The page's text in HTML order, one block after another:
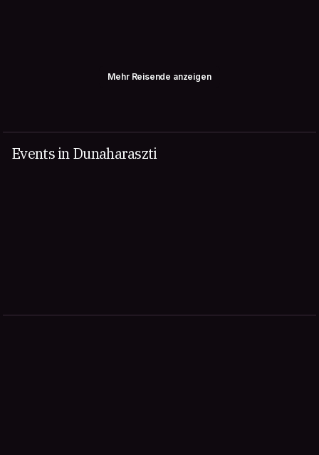
Mehr Reisende anzeigen
Events in Dunaharaszti